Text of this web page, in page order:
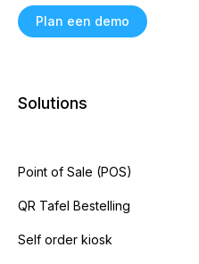
Plan een demo
Solutions
Point of Sale (POS)
QR Tafel Bestelling
Self order kiosk